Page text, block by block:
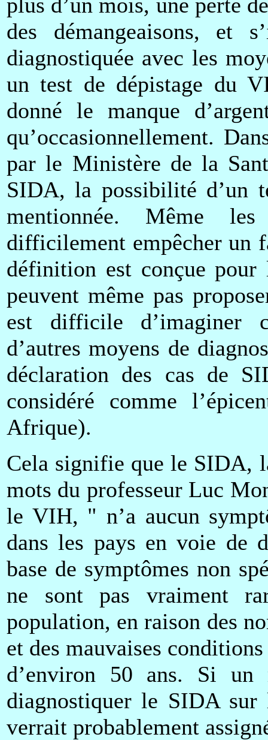
des démangeaisons, et
diagnostiquée avec les
un test de dépistage du
donné le manque
qu’occasionnellement.
par le Ministère de la
SIDA, la possibilité d’un
mentionnée. Même
difficilement empêcher un
définition est conçue pour
peuvent même pas
est difficile d’imaginer
d’autres moyens de
déclaration des cas de
considéré comme
Afrique).
Cela signifie que le SIDA,
mots du professeur Luc
le VIH, " n’a aucun
dans les pays en voie de
base de symptômes non
ne sont pas vraiment
population, en raison des
et des mauvaises
d’environ 50 ans. Si un
diagnostiquer le SIDA
verrait probablement